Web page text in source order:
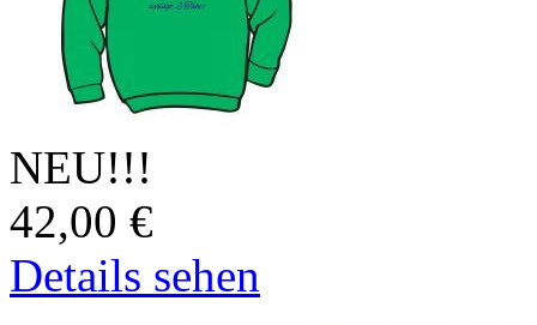
NEU!!!
42,00 €
Details sehen